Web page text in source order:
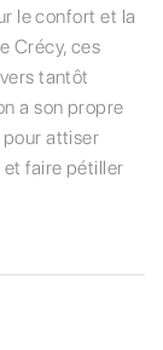
le confort et la
Crécy, ces
tantôt
a son propre
pour attiser
faire pétiller